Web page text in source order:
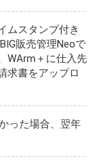
ムスタンプ付き
販売管理Neoで
WArm＋に仕入先
求書をアップロ
った場合、翌年